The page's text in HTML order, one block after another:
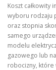
Koszt całkowity
wyboru rodzaju
oraz stopnia
samego
modelu
gazowego lub
robocizny, które